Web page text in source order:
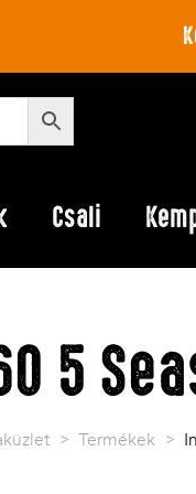
Csali
5
> Termékek >